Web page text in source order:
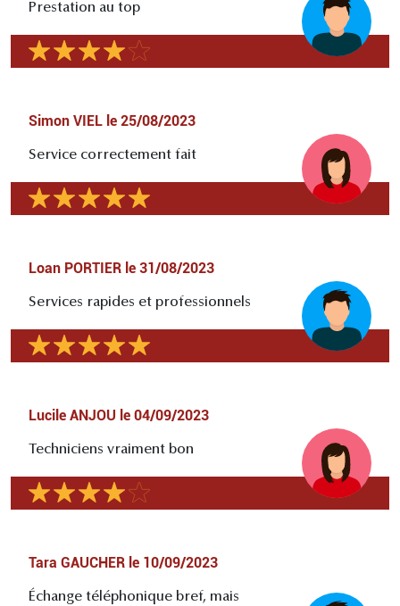
Prestation au top
Simon VIEL le 25/08/2023
Service correctement fait
Loan PORTIER le 31/08/2023
Services rapides et professionnels
Lucile ANJOU le 04/09/2023
Techniciens vraiment bon
Tara GAUCHER le 10/09/2023
Échange téléphonique bref, mais